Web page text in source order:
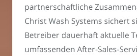
partnerschaftliche
Christ Wash Systems sichert
Betreiber dauerhaft aktuelle
umfassenden After-Sales-